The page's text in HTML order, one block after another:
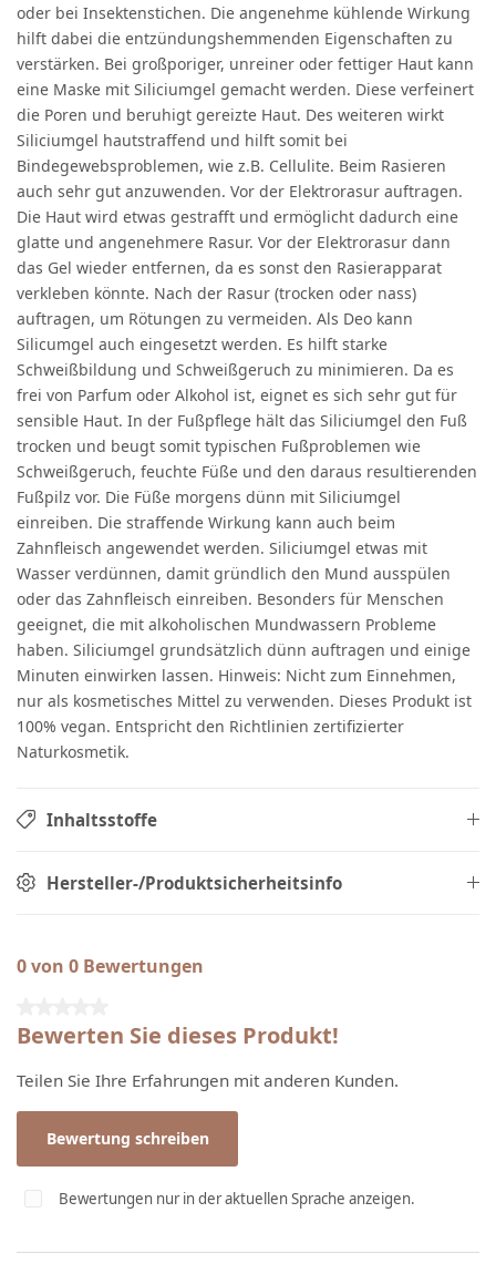
oder bei Insektenstichen. Die angenehme kühlende Wirkung
hilft dabei die entzündungshemmenden Eigenschaften zu
verstärken. Bei großporiger, unreiner oder fettiger Haut kann
eine Maske mit Siliciumgel gemacht werden. Diese verfeinert
die Poren und beruhigt gereizte Haut. Des weiteren wirkt
Siliciumgel hautstraffend und hilft somit bei
Bindegewebsproblemen, wie z.B. Cellulite. Beim Rasieren
auch sehr gut anzuwenden. Vor der Elektrorasur auftragen.
Die Haut wird etwas gestrafft und ermöglicht dadurch eine
glatte und angenehmere Rasur. Vor der Elektrorasur dann
das Gel wieder entfernen, da es sonst den Rasierapparat
verkleben könnte. Nach der Rasur (trocken oder nass)
auftragen, um Rötungen zu vermeiden. Als Deo kann
Silicumgel auch eingesetzt werden. Es hilft starke
Schweißbildung und Schweißgeruch zu minimieren. Da es
frei von Parfum oder Alkohol ist, eignet es sich sehr gut für
sensible Haut. In der Fußpflege hält das Siliciumgel den Fuß
trocken und beugt somit typischen Fußproblemen wie
Schweißgeruch, feuchte Füße und den daraus resultierenden
Fußpilz vor. Die Füße morgens dünn mit Siliciumgel
einreiben. Die straffende Wirkung kann auch beim
Zahnfleisch angewendet werden. Siliciumgel etwas mit
Wasser verdünnen, damit gründlich den Mund ausspülen
oder das Zahnfleisch einreiben. Besonders für Menschen
geeignet, die mit alkoholischen Mundwassern Probleme
haben. Siliciumgel grundsätzlich dünn auftragen und einige
Minuten einwirken lassen. Hinweis: Nicht zum Einnehmen,
nur als kosmetisches Mittel zu verwenden. Dieses Produkt ist
100% vegan. Entspricht den Richtlinien zertifizierter
Naturkosmetik.
Inhaltsstoffe
Hersteller-/Produktsicherheitsinfo
0 von 0 Bewertungen
Bewerten Sie dieses Produkt!
Teilen Sie Ihre Erfahrungen mit anderen Kunden.
Bewertung schreiben
Bewertungen nur in der aktuellen Sprache anzeigen.